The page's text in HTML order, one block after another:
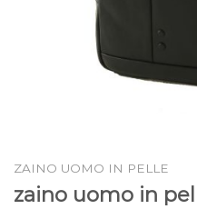
ZAINO UOMO IN PELLE
zaino uomo in